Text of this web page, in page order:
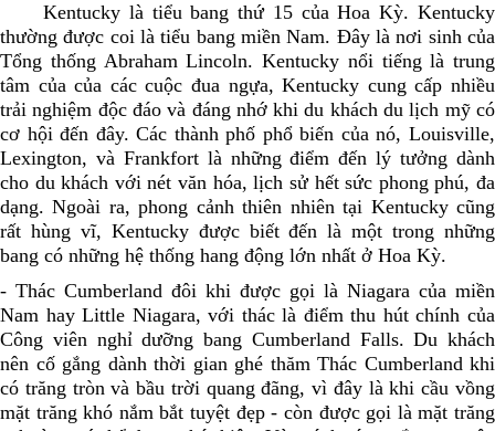
Kentucky là tiểu bang thứ 15 của Hoa Kỳ. Kentucky
thường được coi là tiểu bang miền Nam. Ðây là nơi sinh của
Tổng thống Abraham Lincoln. Kentucky nổi tiếng là trung
tâm của của các cuộc đua ngựa, Kentucky cung cấp nhiều
trải nghiệm độc đáo và đáng nhớ khi du khách du lịch mỹ có
cơ hội đến đây. Các thành phố phổ biến của nó, Louisville,
Lexington, và Frankfort là những điểm đến lý tưởng dành
cho du khách với nét văn hóa, lịch sử hết sức phong phú, đa
dạng. Ngoài ra, phong cảnh thiên nhiên tại Kentucky cũng
rất hùng vĩ, Kentucky được biết đến là một trong những
bang có những hệ thống hang động lớn nhất ở Hoa Kỳ.
- Thác Cumberland đôi khi được gọi là Niagara của miền
Nam hay Little Niagara, với thác là điểm thu hút chính của
Công viên nghỉ dưỡng bang Cumberland Falls. Du khách
nên cố gắng dành thời gian ghé thăm Thác Cumberland khi
có trăng tròn và bầu trời quang đãng, vì đây là khi cầu vồng
mặt trăng khó nắm bắt tuyệt đẹp - còn được gọi là mặt trăng